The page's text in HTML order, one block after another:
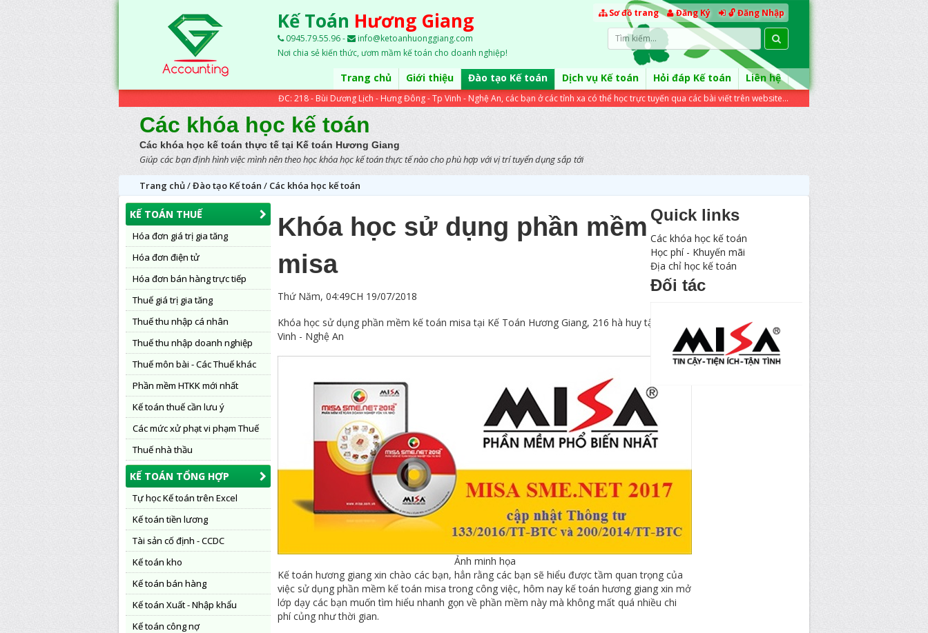
Kế Toán Hương Giang
0945.79.55.96 -
info@ketoanhuonggiang.com
Nơi chia sẻ kiến thức, ươm mầm kế toán cho doanh nghiệp!
Sơ đồ trang Đăng Ký 🔓 Đăng Nhập
Trang chủ Giới thiệu Đào tạo Kế toán Dịch vụ Kế toán Hỏi đáp Kế toán Liên hệ
ĐC: 218 - Bùi Dương Lịch - Hưng Đông - Tp Vinh - Nghệ An, các bạn ở các tỉnh xa có thể học trực tuyến qua các bài viết trên website...
Các khóa học kế toán
Các khóa học kế toán thực tế tại Kế toán Hương Giang
Giúp các bạn định hình việc mình nên theo học khóa học kế toán thực tế nào cho phù hợp với vị trí tuyển dụng sắp tới
Trang chủ/Đào tạo Kế toán / Các khóa học kế toán
KẾ TOÁN THUẾ
Hóa đơn giá trị gia tăng
Hóa đơn điện tử
Hóa đơn bán hàng trực tiếp
Thuế giá trị gia tăng
Thuế thu nhập cá nhân
Thuế thu nhập doanh nghiệp
Thuế môn bài - Các Thuế khác
Phần mềm HTKK mới nhất
Kế toán thuế cần lưu ý
Các mức xử phạt vi phạm Thuế
Thuế nhà thầu
KẾ TOÁN TỔNG HỢP
Tự học Kế toán trên Excel
Kế toán tiền lương
Tài sản cố định - CCDC
Kế toán kho
Kế toán bán hàng
Kế toán Xuất - Nhập khẩu
Kế toán công nợ
Khóa học sử dụng phần mềm
misa
Thứ Năm, 04:49CH 19/07/2018
Khóa học sử dụng phần mềm kế toán misa tại Kế Toán Hương Giang, 216 hà huy tập - Tp
Vinh - Nghệ An
Ảnh minh họa
Kế toán hương giang xin chào các bạn, hẳn rằng các bạn sẽ hiểu được tầm quan trọng của
việc sử dụng phần mềm kế toán misa trong công việc, hôm nay kế toán hương giang xin mở
lớp dạy các bạn muốn tìm hiểu nhanh gọn về phần mềm này mà không mất quá nhiều chi
phí củng như thời gian.
Quick links
Các khóa học kế toán
Học phí - Khuyến mãi
Địa chỉ học kế toán
Đối tác